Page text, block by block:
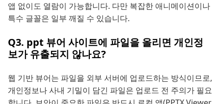
앱 없이도 열람이 가능합니다. 다만 복잡한 애니메이션이나
특수 글꼴은 일부 깨질 수 있습니다.
Q3. ppt 뷰어 사이트에 파일을 올리면 개인정
보가 유출되지 않나요?
웹 기반 뷰어는 파일을 외부 서버에 업로드하는 방식이므로,
개인정보나 사내 기밀이 담긴 파일은 업로드 전 주의가 필요